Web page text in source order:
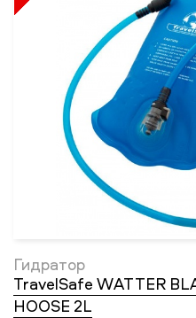
Гидратор
TravelSafe WATTER
HOOSE 2L